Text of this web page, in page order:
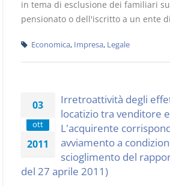
in tema di esclusione dei familiari
pensionato o dell'iscritto a un ente
Economica, Impresa, Legale
03
ott
2011
Irretroattività degli
locatizio tra venditore
L'acquirente
avviamento a
scioglimento del
del 27 aprile 2011)